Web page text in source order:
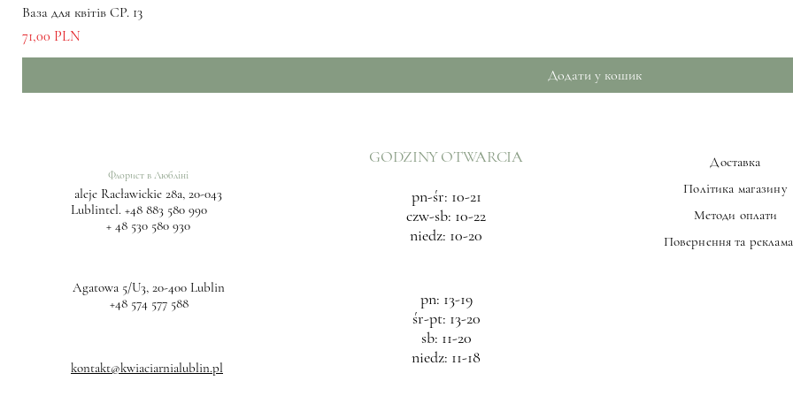
Ваза для квітів СР. 13
Ціна
71,00 PLN
Додати у кошик
Флорист в Любліні
aleje Racławickie 28a, 20-043
Lublintel. +48 883 580 990
+ 48 530 580 930
Agatowa 5/U3, 20-400 Lublin
+48 574 577 588
kontakt@kwiaciarnialublin.pl
GODZINY OTWARCIA
pn-śr: 10-21
czw-sb: 10-22
niedz: 10-20
pn: 13-19
śr-pt: 13-20
sb: 11-20
niedz: 11-18
Доставка
Політика магазину
Методи оплати
Повернення та